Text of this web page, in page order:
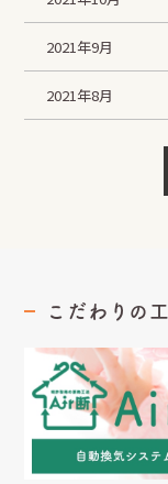
2021年9月
2021年8月
こだわりの